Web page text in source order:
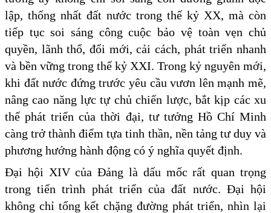
lập, thống nhất đất nước trong thế kỷ XX, mà còn
tiếp tục soi sáng công cuộc bảo vệ toàn vẹn chủ
quyền, lãnh thổ, đổi mới, cải cách, phát triển nhanh
và bền vững trong thế kỷ XXI. Trong kỷ nguyên mới,
khi đất nước đứng trước yêu cầu vươn lên mạnh mẽ,
nâng cao năng lực tự chủ chiến lược, bắt kịp các xu
thế phát triển của thời đại, tư tưởng Hồ Chí Minh
càng trở thành điểm tựa tinh thần, nền tảng tư duy và
phương hướng hành động có ý nghĩa quyết định.
Đại hội XIV của Đảng là dấu mốc rất quan trọng
trong tiến trình phát triển của đất nước. Đại hội
không chỉ tổng kết chặng đường phát triển, nhìn lại